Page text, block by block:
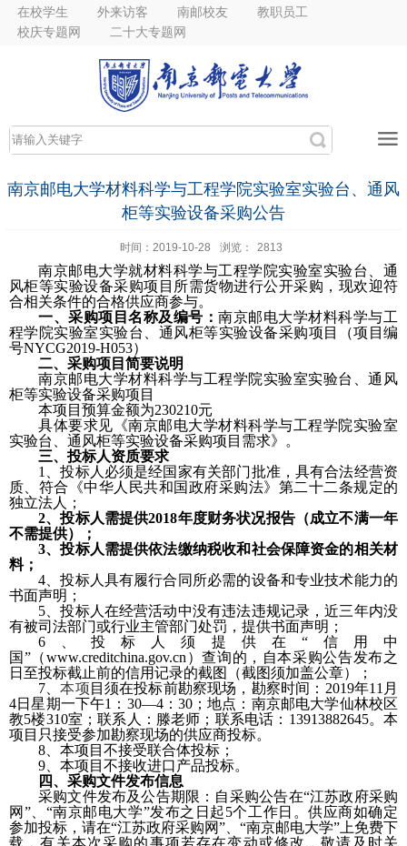
在校学生 外来访客 南邮校友
教职员工
校庆专题网
二十大专题网
南京邮电大学材料科学与工程学院实验室实验台、通风
柜等实验设备采购公告
时间：2019-10-28 浏览： 2813
南京邮电大学就材料科学与工程学院实验室实验台、通
风柜等实验设备采购项目所需货物进行公开采购，现欢迎符
合相关条件的合格供应商参与。
一、采购项目名称及编号：南京邮电大学材料科学与工
程学院实验室实验台、通风柜等实验设备采购项目（项目编
号NYCG2019-H053）
二、采购项目简要说明
南京邮电大学材料科学与工程学院实验室实验台、通风
柜等实验设备采购项目
本项目预算金额为230210元
具体要求见《南京邮电大学材料科学与工程学院实验室
实验台、通风柜等实验设备采购项目需求》。
三、投标人资质要求
1
、投标人必须是经国家有关部门批准，具有合法经营资
质、符合《中华人民共和国政府采购法》第二十二条规定的
独立法人；
2、投标人需提供2018年度财务状况报告（成立不满一年
不需提供）；
3、投标人需提供依法缴纳税收和社会保障资金的相关材
料；
4 、投标人具有履行合同所必需的设备和专业技术能力的
书面声明；
5 、投标人在经营活动中没有违法违规记录，近三年内没
有被司法部门或行业主管部门处罚，提供书面声明；
6 、投标人须提供在“信用中
国”（www.creditchina.gov.cn ）查询的，自本采购公告发布之
日至投标截止前的信用记录的截图（截图须加盖公章）；
7 、本项 目须在投标前勘察现场，勘察时间： 2019年11 月
4日星期一下午1 ： 30—4： 30；地点：南京邮电大学仙林校区
教5楼310室；联系人：滕老师；联系电话： 13913882645。本
项目只接受参加勘察现场的供应商投标。
8 、本项目不接受联合体投标；
9 、本项目不接收进口产品投标。
四、 采购文件发布信息
采购文件发布及公告期限：自采购公告在“江苏政府采购
网”、“南京邮电大学”发布之日起5个工作日。供应商如确定
参加投标，请在“江苏政府采购网”、“南京邮电大学”上免费下
载，有关本次采购的事项若存在变动或修改，敬请及时关